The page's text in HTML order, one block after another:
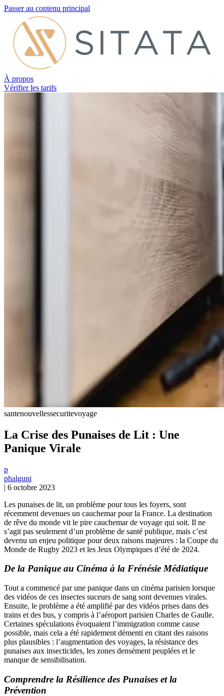
Passer au contenu principal
À propos
Vérifier les tarifs
santenouvellessecuritevoyage
La Crise des Punaises de Lit : Une
Panique Virale
p
phalguni
| 6 octobre 2023
Les punaises de lit, un problème pour tous les foyers, sont
récemment devenues un cauchemar pour la France. La destination
de rêve du monde vit le pire cauchemar de voyage qui soit. Il ne
s’agit pas seulement d’un problème de santé publique, mais c’est
devenu un enjeu politique pour deux raisons majeures : la Coupe du
Monde de Rugby 2023 et les Jeux Olympiques d’été de 2024.
De la Panique au Cinéma à la Frénésie Médiatique
Tout a commencé par une panique dans un cinéma parisien lorsque
des vidéos de ces insectes suceurs de sang sont devenues virales.
Ensuite, le problème a été amplifié par des vidéos prises dans des
trains et des bus, y compris à l’aéroport parisien Charles de Gaulle.
Certaines spéculations évoquaient l’immigration comme cause
possible, mais cela a été rapidement démenti en citant des raisons
plus plausibles : l’augmentation des voyages, la résistance des
punaises aux insecticides, les zones densément peuplées et le
manque de sensibilisation.
Comprendre la Résilience des Punaises et la
Prévention